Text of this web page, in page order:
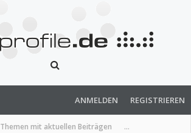
Themen mit aktuellen Beiträgen ...
ANMELDEN REGISTRIEREN